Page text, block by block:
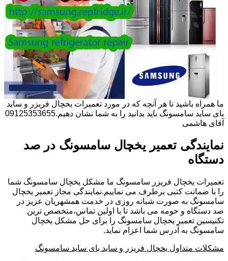
ما همراه باشید تا هر آنچه که در مورد تعمیرات یخچال فریزر و ساید
بای ساید سامسونگ باید بدانید را به شما نشان دهیم.09125353655
آقای هاشمی
نمایندگی تعمیر یخچال سامسونگ در صد
دستگاه
تعمیرات یخچال فریزر سامسونگ ما مشکل یخچال سامسونگ شما
را با ضمانت کتبی برطرف می نماییم.نمایندگی مجاز تعمیر یخچال
سامسونگ به صورت شبانه روزی در خدمت همشهریان عزیز در
صد دستگاه و حومه می باشد تا با اولین تماس،متخصص ترین
تکنیسین تعمیر یخچال سامسونگ را برای حل مشکل یخچال
سامسونگ به آدرس شما اعزام نماید.
مشکلات متداول یخچال فریزر و ساید بای ساید سامسونگ